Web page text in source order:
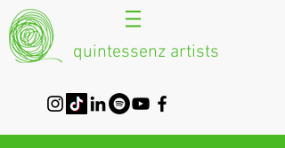
quintessenz artists